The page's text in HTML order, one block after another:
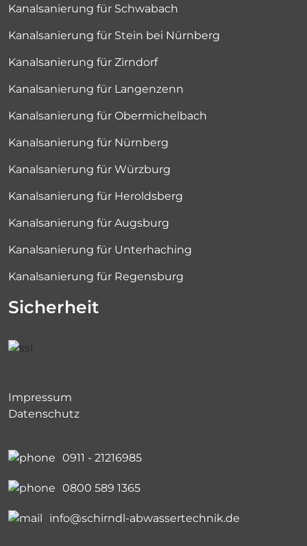
Kanalsanierung für Schwabach
Kanalsanierung für Stein bei Nürnberg
Kanalsanierung für Zirndorf
Kanalsanierung für Langenzenn
Kanalsanierung für Obermichelbach
Kanalsanierung für Nürnberg
Kanalsanierung für Würzburg
Kanalsanierung für Heroldsberg
Kanalsanierung für Augsburg
Kanalsanierung für Unterhaching
Kanalsanierung für Regensburg
Sicherheit
Impressum
Datenschutz
0911 - 21216985
0800 589 1365
info@schirndl-abwassertechnik.de